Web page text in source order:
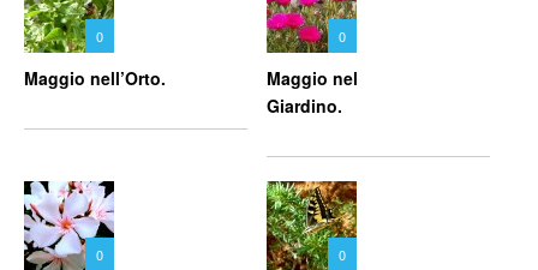
0
Maggio nell’Orto.
0
Maggio nel
Giardino.
0 0